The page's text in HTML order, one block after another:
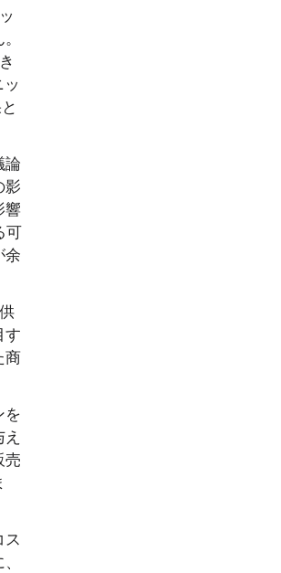
論
影
響
可
余
す
商
を
売